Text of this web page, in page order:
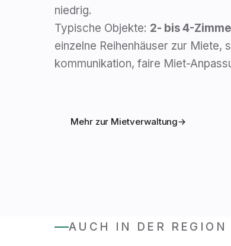
niedrig.
Typische Objekte: 2- bis 4-
einzelne Reihenhäuser zur
kommunikation, faire Miet-
Mehr zur Mietverwaltung→
AUCH IN DER REGION